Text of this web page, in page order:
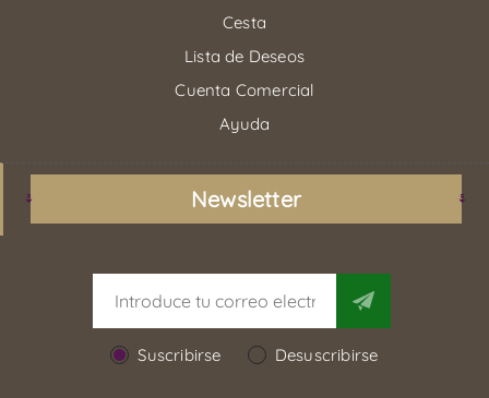
Cesta
Lista de Deseos
Cuenta Comercial
Ayuda
Newsletter
Suscribirse Desuscribirse